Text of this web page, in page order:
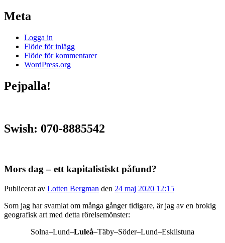
Meta
Logga in
Flöde för inlägg
Flöde för kommentarer
WordPress.org
Pejpalla!
Swish: 070-8885542
Mors dag – ett kapitalistiskt påfund?
Publicerat av Lotten Bergman den 24 maj 2020 12:15
Som jag har svamlat om många gånger tidigare, är jag av en brokig
geografisk art med detta rörelsemönster:
Solna–Lund–Luleå–Täby–Söder–Lund–Eskilstuna